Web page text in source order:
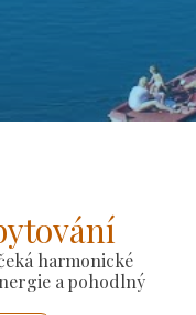
harmonické
a pohodlný